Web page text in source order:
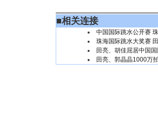
■相关连接
中国国际跳水公开赛
珠海国际跳水大奖赛
田亮、胡佳屈居中国
田亮、郭晶晶1000万